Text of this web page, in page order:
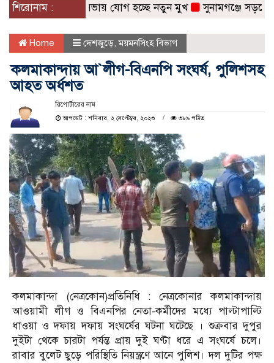
শিরোনাম :মন্ত্রিসভায় যোগ হচ্ছে নতুন মুখ সুনামগঞ্জে সড়কের
Home দেশজুড়ে ,ময়মনসিংহ বিভাগ
কলমাকান্দায় আ`লীগ-বিএনপি সংঘর্ষ, পুলিশসহ
আহত অর্ধশত
রিপোর্টারের নাম
আপডেট : শনিবার, ২ সেপ্টেম্বর, ২০২৩
৩৮৯ পঠিত
কলমাকান্দা (নেত্রকোন)প্রতিনিধি : নেত্রকোনার কলমাকান্দায়
আওয়ামী লীগ ও বিএনপির নেতা-কর্মীদের মধ্যে পাল্টাপাল্টি
ধাওয়া ও দফায় দফায় সংঘর্ষের ঘটনা ঘটেছে । শুক্রবার দুপুর
দুইটা থেকে চারটা পর্যন্ত প্রায় দুই ঘণ্টা ধরে এ সংঘর্ষে চলে।
রাবার বুলেট ছুড়ে পরিস্থিতি নিয়ন্ত্রণে আনে পুলিশ। দল দুটির পক্ষ